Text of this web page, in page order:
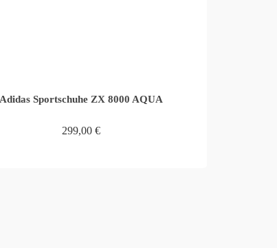
Adidas Sportschuhe ZX 8000 AQUA
299,00 €